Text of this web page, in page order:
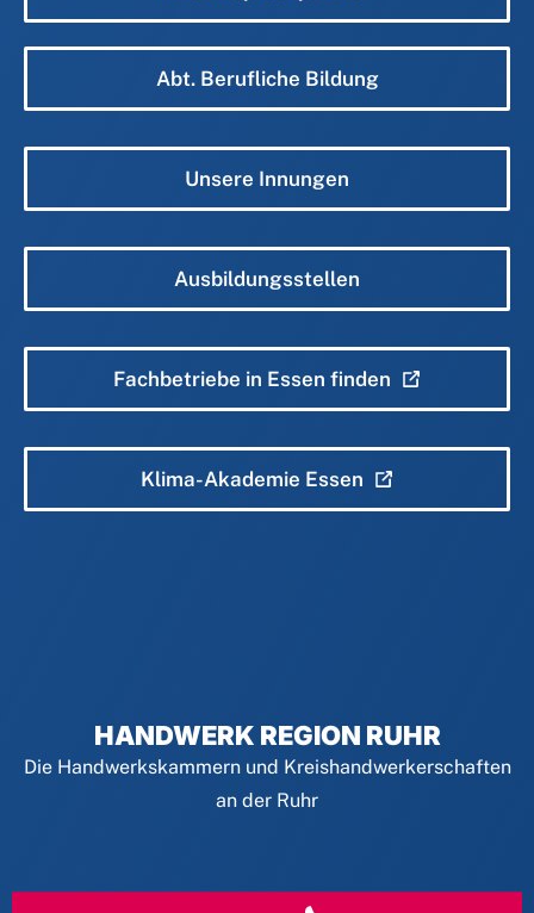
Abt. Berufliche Bildung
Unsere Innungen
Ausbildungsstellen
Fachbetriebe in Essen finden
Klima-Akademie Essen
HANDWERK REGION RUHR
Die Handwerkskammern und Kreishandwerkerschaften
an der Ruhr